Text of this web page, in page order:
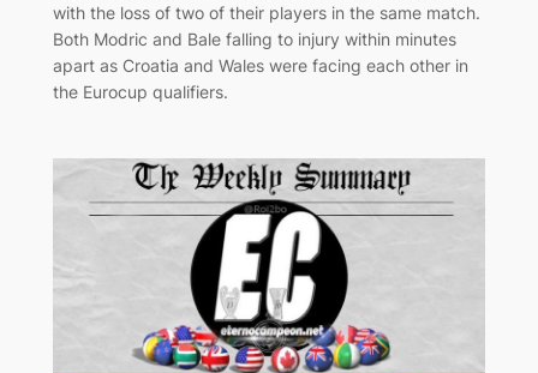
with the loss of two of their players in the same match.
Both Modric and Bale falling to injury within minutes
apart as Croatia and Wales were facing each other in
the Eurocup qualifiers.